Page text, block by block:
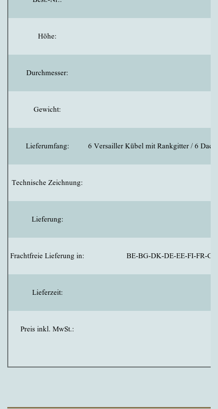
Höhe:
Durchmesser:
Gewicht:
Lieferumfang:
Technische Zeichnung:
Lieferung:
Frachtfreie Lieferung in:
Lieferzeit:
Preis inkl. MwSt.:
6 Versailler Kübel mit Rankgitter / 6
BE-BG-DK-DE-EE-FI-FR-